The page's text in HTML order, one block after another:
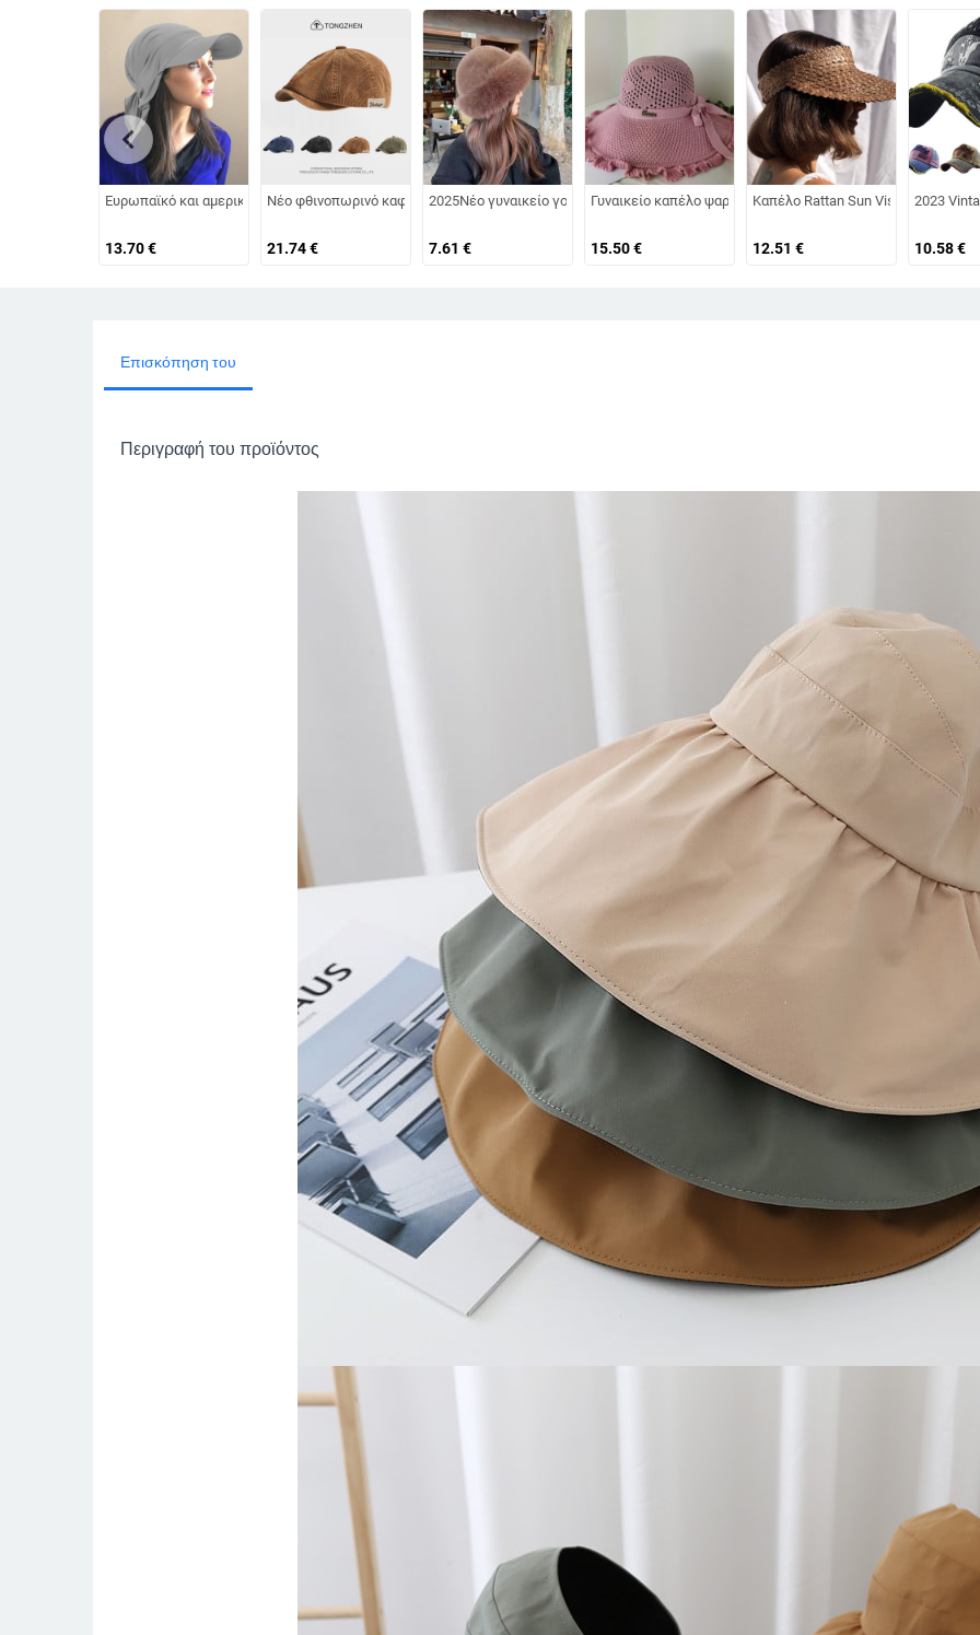
Ευρωπαϊκό και αμερικανικό καπέλο μπέιζμπολ για καλοκαιρινές εξαγωγές χονδρικής με δέσιμο στην πλάτη, καπέλο εξωτερικού
13.70€
Νέο φθινοπωρινό καφέ ρετρό βελούδινο οκταγωνικό καπέλο για άνδρες και γυναίκες, που φοριέται ανάποδα
21.74€
2025Νέο γυναικείο γούνινο καπέλο γούνινο καπέλο πολυτελείας μόδας Χειμερινό
7.61 €
Γυναικείο καπέλο ψαρά με πλατύ γείσο, καπέλο ηλίου,
15.50€
Καπέλο Rattan Sun Visor για
12.51 €
2023
10.58€
chevron_left
Επισκόπηση του
Περιγραφή του προϊόντος